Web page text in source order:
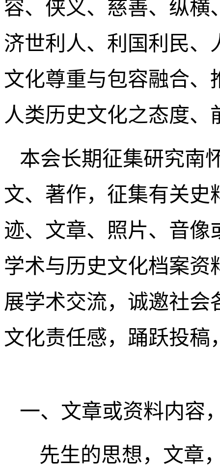
容、侠义、慈善、纵横
济世利人、利国利民
文化尊重与包容融合
人类历史文化之态度
本会长期征集研究南
文、著作，征集有关
迹、文章、照片、音
学术与历史文化档案
展学术交流，诚邀社
文化责任感，踊跃投稿
一、文章或资料内容
先生的思想，文章